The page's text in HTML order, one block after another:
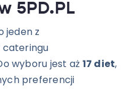
5PD.PL
jeden z
cateringu
wyboru jest aż 17 diet,
preferencji